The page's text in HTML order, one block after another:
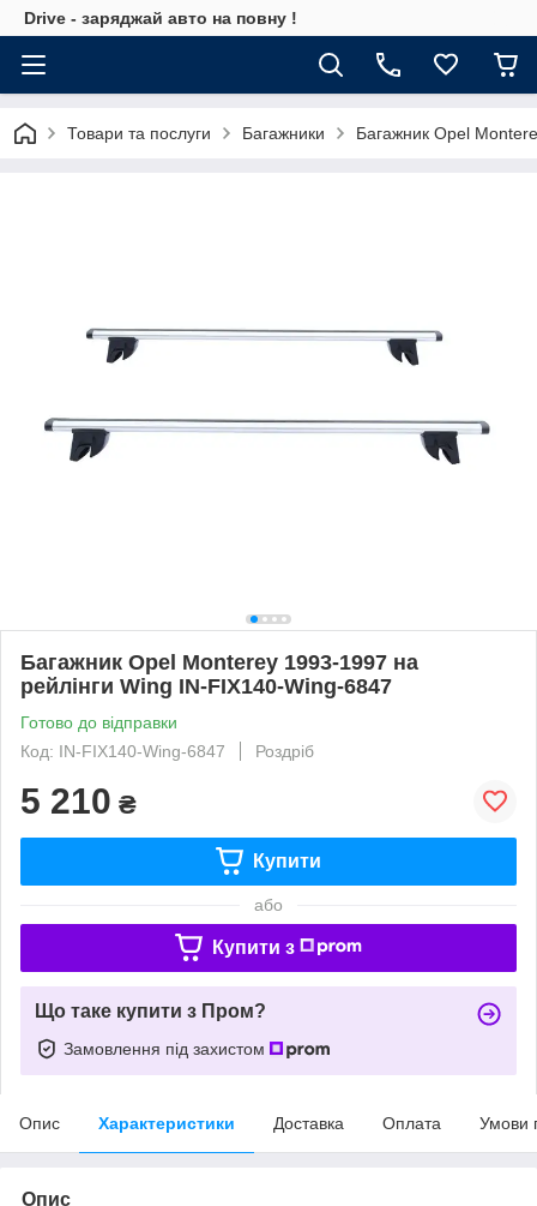
Drive - заряджай авто на повну !
Товари та послуги Багажники Багажник Opel
Багажник Opel Monterey 1993-1997 на
рейлінги Wing IN-FIX140-Wing-6847
Готово до відправки
Код: IN-FIX140-Wing-6847
Роздріб
5 210 ₴
Купити
або
Купити з
Що таке купити з Пром?
Замовлення під захистом
Опис Характеристики Доставка Оплата Умови
Опис